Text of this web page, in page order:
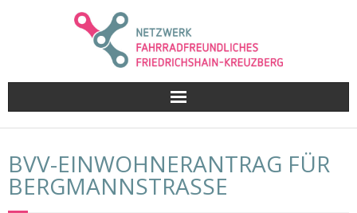
BVV-EINWOHNERANTRAG FÜR
BERGMANNSTRASSE